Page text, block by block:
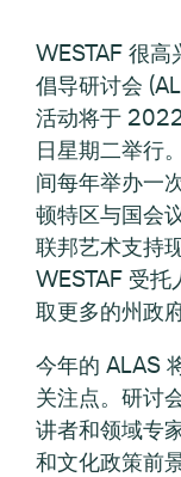
WESTAF 很
倡导研讨会
活动将于
日星期二举行
间每年举办一
顿特区与国会
联邦艺术支持
WESTAF 受
取更多的州政
今年的 ALAS
关注点。研讨
讲者和领域专
和文化政策前